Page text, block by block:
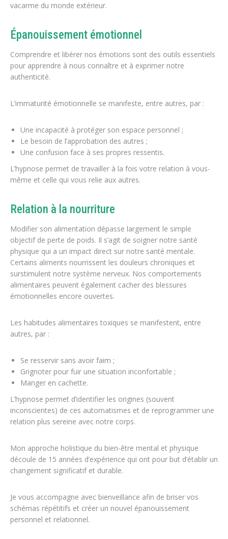
vacarme du monde extérieur.
Épanouissement émotionnel
Comprendre et libérer nos émotions sont des outils essentiels
pour apprendre à nous connaître et à exprimer notre
authenticité.
L’immaturité émotionnelle se manifeste, entre autres, par :
Une incapacité à protéger son espace personnel ;
Le besoin de l’approbation des autres ;
Une confusion face à ses propres ressentis.
L’hypnose permet de travailler à la fois votre relation à vous-
même et celle qui vous relie aux autres.
Relation à la nourriture
Modifier son alimentation dépasse largement le simple
objectif de perte de poids. Il s’agit de soigner notre santé
physique qui a un impact direct sur notre santé mentale.
Certains aliments nourrissent les douleurs chroniques et
surstimulent notre système nerveux. Nos comportements
alimentaires peuvent également cacher des blessures
émotionnelles encore ouvertes.
Les habitudes alimentaires toxiques se manifestent, entre
autres, par :
Se resservir sans avoir faim ;
Grignoter pour fuir une situation inconfortable ;
Manger en cachette.
L’hypnose permet d’identifier les origines (souvent
inconscientes) de ces automatismes et de reprogrammer une
relation plus sereine avec notre corps.
Mon approche holistique du bien-être mental et physique
découle de 15 années d’expérience qui ont pour but d’établir un
changement significatif et durable.
Je vous accompagne avec bienveillance afin de briser vos
schémas répétitifs et créer un nouvel épanouissement
personnel et relationnel.